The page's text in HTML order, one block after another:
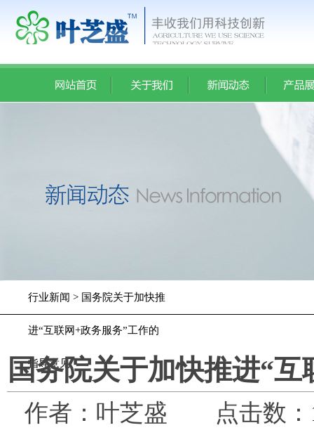
行业新闻 > 国务院关于加快推
进“互联网+政务服务”工作的
指导意见
国务院关于加快推进“
作者：叶芝盛 点击数：